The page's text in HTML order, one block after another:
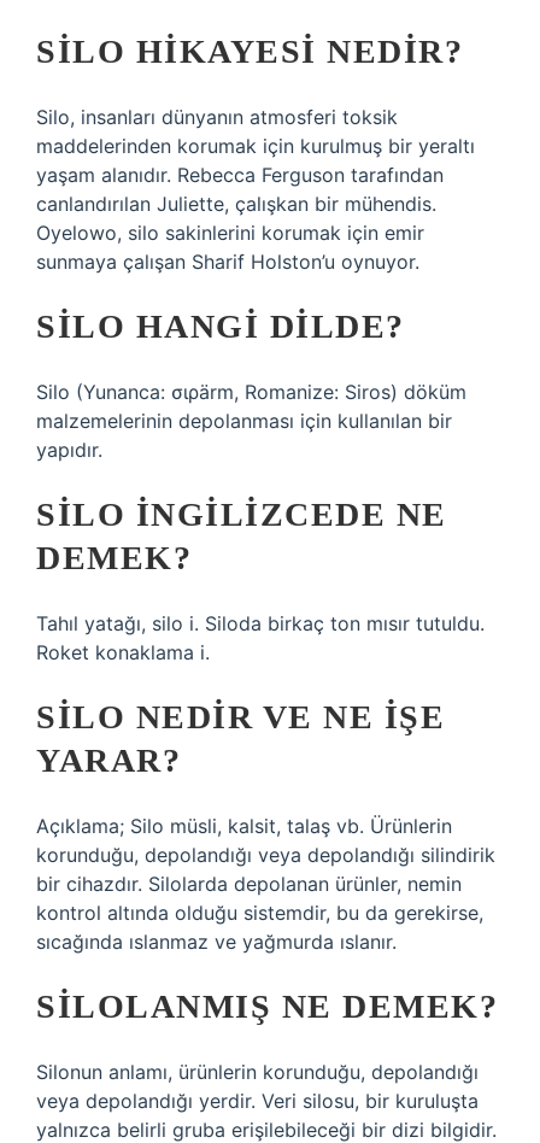
SILO HIKAYESI NEDIR?
Silo, insanları dünyanın atmosferi toksik
maddelerinden korumak için kurulmuş bir yeraltı
yaşam alanıdır. Rebecca Ferguson tarafından
canlandırılan Juliette, çalışkan bir mühendis.
Oyelowo, silo sakinlerini korumak için emir
sunmaya çalışan Sharif Holston’u oynuyor.
SILO HANGI DILDE?
Silo (Yunanca: σιρärm, Romanize: Siros) döküm
malzemelerinin depolanması için kullanılan bir
yapıdır.
SILO INGILIZCEDE NE
DEMEK?
Tahıl yatağı, silo i. Siloda birkaç ton mısır tutuldu.
Roket konaklama i.
SILO NEDIR VE NE IŞE
YARAR?
Açıklama; Silo müsli, kalsit, talaş vb. Ürünlerin
korunduğu, depolandığı veya depolandığı silindirik
bir cihazdır. Silolarda depolanan ürünler, nemin
kontrol altında olduğu sistemdir, bu da gerekirse,
sıcağında ıslanmaz ve yağmurda ıslanır.
SILOLANMIŞ NE DEMEK?
Silonun anlamı, ürünlerin korunduğu, depolandığı
veya depolandığı yerdir. Veri silosu, bir kuruluşta
yalnızca belirli gruba erişilebileceği bir dizi bilgidir.